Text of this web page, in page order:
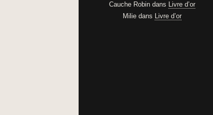
Cauche Robin dans Livre d’or
Milie dans Livre d’or